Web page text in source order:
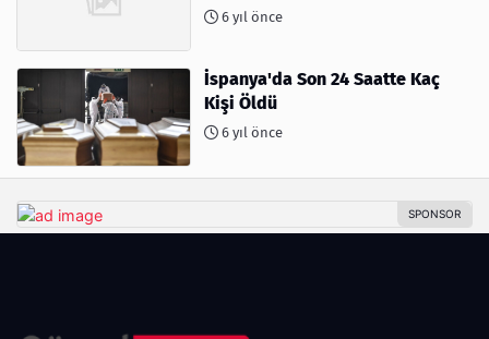
6 yıl önce
İspanya'da Son 24 Saatte Kaç
Kişi Öldü
6 yıl önce